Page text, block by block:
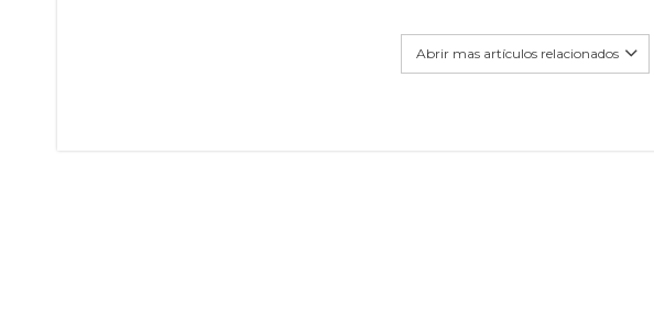
Abrir mas artículos relacionados